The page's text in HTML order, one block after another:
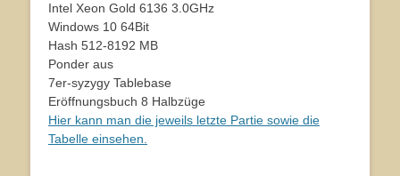
Intel Xeon Gold 6136 3.0GHz
Windows 10 64Bit
Hash 512-8192 MB
Ponder aus
7er-syzygy Tablebase
Eröffnungsbuch 8 Halbzüge
Hier kann man die jeweils letzte Partie sowie die
Tabelle einsehen.